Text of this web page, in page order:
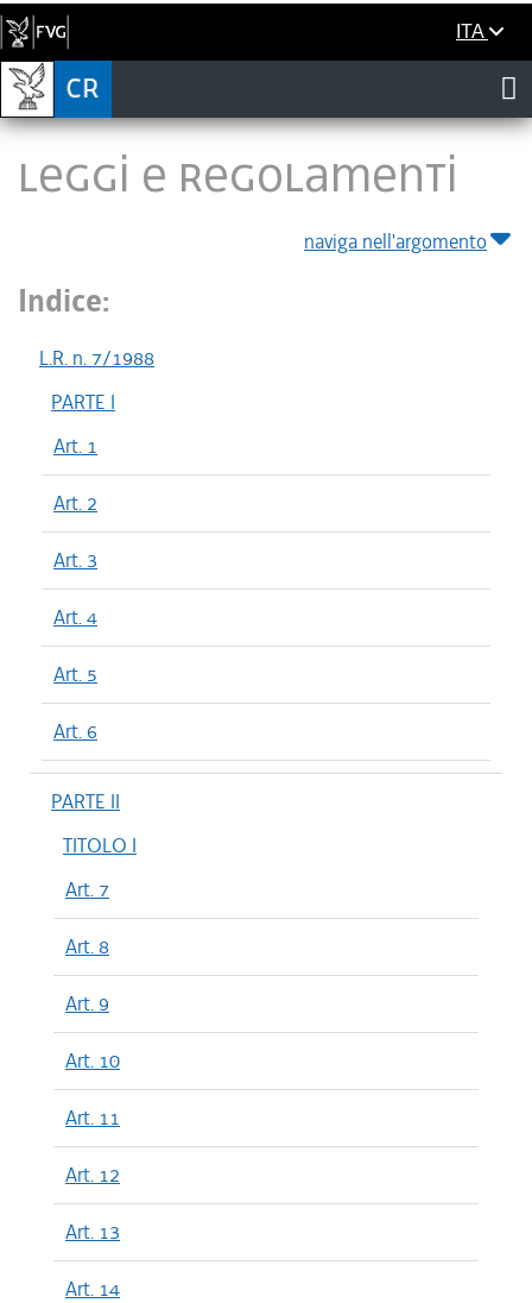
ITA
LEGGI E REGOLAMENTI
naviga nell'argomento
Indice:
L.R. n. 7/1988
PARTE I
Art. 1
Art. 2
Art. 3
Art. 4
Art. 5
Art. 6
PARTE II
TITOLO I
Art. 7
Art. 8
Art. 9
Art. 10
Art. 11
Art. 12
Art. 13
Art. 14